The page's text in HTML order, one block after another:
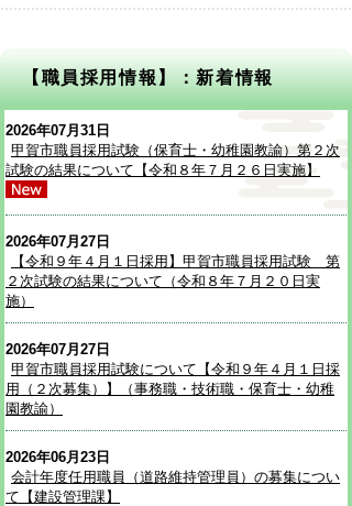
【職員採用情報】：新着情報
2026年07月31日
甲賀市職員採用試験（保育士・幼稚園教諭）第２次
試験の結果について【令和８年７月２６日実施】
2026年07月27日
【令和９年４月１日採用】甲賀市職員採用試験 第
２次試験の結果について（令和８年７月２０日実
施）
2026年07月27日
甲賀市職員採用試験について【令和９年４月１日採
用（２次募集）】（事務職・技術職・保育士・幼稚
園教諭）
2026年06月23日
会計年度任用職員（道路維持管理員）の募集につい
て【建設管理課】